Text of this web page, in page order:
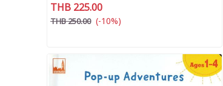
THB 225.00
THB 250.00 (-10%)